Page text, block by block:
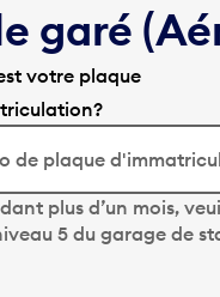
garé
votre plaque
plus d’un mois,
5 du garage de